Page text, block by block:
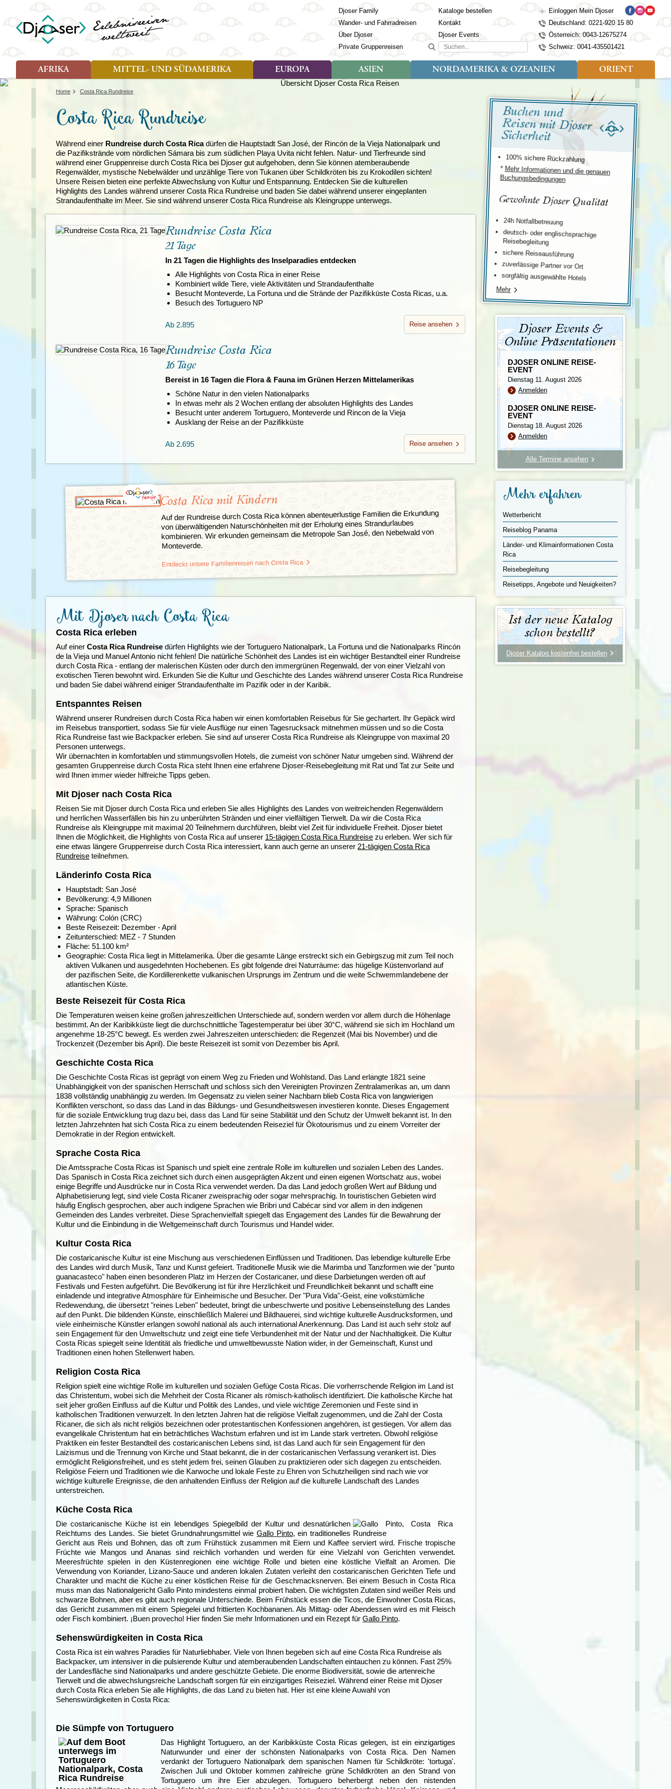
Djoser Family
Wander- und Fahrradreisen
Über Djoser
Private Gruppenreisen
Kataloge bestellen
Kontakt
Djoser Events
Suchen...
Einloggen Mein Djoser
Deutschland: 0221-920 15 80
Österreich: 0043-12675274
Schweiz: 0041-435501421
AFRIKA
Djoser Family (5)
Botswana
Eswatini (Swasiland)
Kap Verde
Kenia
Lesotho
Madagaskar
Marokko
Namibia
Sansibar
Simbabwe
Südafrika
Tansania
Uganda
MITTEL- UND SÜDAMERIKA
Djoser Family (8)
Wander- und Fahrradreisen
Brasilien
Costa Rica
Ecuador
Französisch Guayana
Guatemala
Guyana
Honduras
Kolumbien
Kuba
Mexiko
Peru
EUROPA
Art der Reise Länder
Azoren
Balkan
Baltikum
Bosnien & Herzegowina
Estland
Finnland
Georgien
Griechenland
Spanien
ASIEN
Art der Reise
Nepal
Seidenstraße
Singapur
Sri Lanka
Südkorea
Thailand
Tibet
Turkmenistan
Vietnam
NORDAMERIKA & OZEANIEN
Alaska
Australien
Kanada
Neuseeland
ORIENT
Djoser Reisen (5)
Djoser Family (5)
Wander- und Fahrradreisen
Länder
Ägypten
Israel
Jordanien
Marokko
Home Costa Rica Rundreise
Costa Rica Rundreise
Während einer Rundreise durch Costa Ricadürfen die Hauptstadt San José, der Rincón de la Vieja Nationalpark und
die Pazifikstrände vom nördlichen Sámara bis zum südlichen Playa Uvita nicht fehlen. Natur- und Tierfreunde sind
während einer Gruppenreise durch Costa Rica bei Djoser gut aufgehoben, denn Sie können atemberaubende
Regenwälder, mystische Nebelwälder und unzählige Tiere von Tukanen über Schildkröten bis zu Krokodilen sichten!
Unsere Reisen bieten eine perfekte Abwechslung von Kultur und Entspannung. Entdecken Sie die kulturellen
Highlights des Landes während unserer Costa Rica Rundreise und baden Sie dabei während unserer eingeplanten
Strandaufenthalte im Meer. Sie sind während unserer Costa Rica Rundreise als Kleingruppe unterwegs.
Rundreise Costa Rica
21 Tage
In 21 Tagen die Highlights des Inselparadies entdecken
Alle Highlights von Costa Rica in einer Reise
Kombiniert wilde Tiere, viele Aktivitäten und Strandaufenthalte
Besucht Monteverde, La Fortuna und die Strände der Pazifikküste Costa Ricas, u.a.
Besuch des Tortuguero NP
Ab 2.895 Reise ansehen
Rundreise Costa Rica
16 Tage
Bereist in 16 Tagen die Flora & Fauna im Grünen Herzen Mittelamerikas
Schöne Natur in den vielen Nationalparks
In etwas mehr als 2 Wochen entlang der absoluten Highlights des Landes
Besucht unter anderem Tortuguero, Monteverde und Rincon de la Vieja
Ausklang der Reise an der Pazifikküste
Ab 2.695 Reise ansehen
Costa Rica mit Kindern
Auf der Rundreise durch Costa Rica können abenteuerlustige Familien die Erkundung
von überwältigenden Naturschönheiten mit der Erholung eines Strandurlaubes
kombinieren. Wir erkunden gemeinsam die Metropole San José, den Nebelwald von
Monteverde.
Entdeckt unsere Familienreisen nach Costa Rica
Mit Djoser nach Costa Rica
Costa Rica erleben
Auf einer Costa Rica Rundreise dürfen Highlights wie der Tortuguero Nationalpark, La Fortuna und die Nationalparks Rincón
de la Vieja und Manuel Antonio nicht fehlen! Die natürliche Schönheit des Landes ist ein wichtiger Bestandteil einer Rundreise
durch Costa Rica - entlang der malerischen Küsten oder durch den immergrünen Regenwald, der von einer Vielzahl von
exotischen Tieren bewohnt wird. Erkunden Sie die Kultur und Geschichte des Landes während unserer Costa Rica Rundreise
und baden Sie dabei während einiger Strandaufenthalte im Pazifik oder in der Karibik.
Entspanntes Reisen
Während unserer Rundreisen durch Costa Rica haben wir einen komfortablen Reisebus für Sie gechartert. Ihr Gepäck wird
im Reisebus transportiert, sodass Sie für viele Ausflüge nur einen Tagesrucksack mitnehmen müssen und so die Costa
Rica Rundreise fast wie Backpacker erleben. Sie sind auf unserer Costa Rica Rundreise als Kleingruppe von maximal 20
Personen unterwegs.
Wir übernachten in komfortablen und stimmungsvollen Hotels, die zumeist von schöner Natur umgeben sind. Während der
gesamten Gruppenreise durch Costa Rica steht Ihnen eine erfahrene Djoser-Reisebegleitung mit Rat und Tat zur Seite und
wird Ihnen immer wieder hilfreiche Tipps geben.
Mit Djoser nach Costa Rica
Reisen Sie mit Djoser durch Costa Rica und erleben Sie alles Highlights des Landes von weitreichenden Regenwäldern
und herrlichen Wasserfällen bis hin zu unberührten Stränden und einer vielfältigen Tierwelt. Da wir die Costa Rica
Rundreise als Kleingruppe mit maximal 20 Teilnehmern durchführen, bleibt viel Zeit für individuelle Freiheit. Djoser bietet
Ihnen die Möglichkeit, die Highlights von Costa Rica auf unserer 15-tägigen Costa Rica Rundreise zu erleben. Wer sich für
eine etwas längere Gruppenreise durch Costa Rica interessiert, kann auch gerne an unserer 21-tägigen Costa Rica
Rundreise teilnehmen.
Länderinfo Costa Rica
Hauptstadt: San José
Bevölkerung: 4,9 Millionen
Sprache: Spanisch
Währung: Colón (CRC)
Beste Reisezeit: Dezember - April
Zeitunterschied: MEZ - 7 Stunden
Fläche: 51.100 km²
Geographie: Costa Rica liegt in Mittelamerika. Über die gesamte Länge erstreckt sich ein Gebirgszug mit zum Teil noch
aktiven Vulkanen und ausgedehnten Hochebenen. Es gibt folgende drei Naturräume: das hügelige Küstenvorland auf
der pazifischen Seite, die Kordillerenkette vulkanischen Ursprungs im Zentrum und die weite Schwemmlandebene der
atlantischen Küste.
Beste Reisezeit für Costa Rica
Die Temperaturen weisen keine großen jahreszeitlichen Unterschiede auf, sondern werden vor allem durch die Höhenlage
bestimmt. An der Karibikküste liegt die durchschnittliche Tagestemperatur bei über 30°C, während sie sich im Hochland um
angenehme 18-25°C bewegt. Es werden zwei Jahreszeiten unterschieden: die Regenzeit (Mai bis November) und die
Trockenzeit (Dezember bis April). Die beste Reisezeit ist somit von Dezember bis April.
Geschichte Costa Rica
Die Geschichte Costa Ricas ist geprägt von einem Weg zu Frieden und Wohlstand. Das Land erlangte 1821 seine
Unabhängigkeit von der spanischen Herrschaft und schloss sich den Vereinigten Provinzen Zentralamerikas an, um dann
1838 vollständig unabhängig zu werden. Im Gegensatz zu vielen seiner Nachbarn blieb Costa Rica von langwierigen
Konflikten verschont, so dass das Land in das Bildungs- und Gesundheitswesen investieren konnte. Dieses Engagement
für die soziale Entwicklung trug dazu bei, dass das Land für seine Stabilität und den Schutz der Umwelt bekannt ist. In den
letzten Jahrzehnten hat sich Costa Rica zu einem bedeutenden Reiseziel für Ökotourismus und zu einem Vorreiter der
Demokratie in der Region entwickelt.
Sprache Costa Rica
Die Amtssprache Costa Ricas ist Spanisch und spielt eine zentrale Rolle im kulturellen und sozialen Leben des Landes.
Das Spanisch in Costa Rica zeichnet sich durch einen ausgeprägten Akzent und einen eigenen Wortschatz aus, wobei
einige Begriffe und Ausdrücke nur in Costa Rica verwendet werden. Da das Land jedoch großen Wert auf Bildung und
Alphabetisierung legt, sind viele Costa Ricaner zweisprachig oder sogar mehrsprachig. In touristischen Gebieten wird
häufig Englisch gesprochen, aber auch indigene Sprachen wie Bribri und Cabécar sind vor allem in den indigenen
Gemeinden des Landes verbreitet. Diese Sprachenvielfalt spiegelt das Engagement des Landes für die Bewahrung der
Kultur und die Einbindung in die Weltgemeinschaft durch Tourismus und Handel wider.
Kultur Costa Rica
Die costaricanische Kultur ist eine Mischung aus verschiedenen Einflüssen und Traditionen. Das lebendige kulturelle Erbe
des Landes wird durch Musik, Tanz und Kunst gefeiert. Traditionelle Musik wie die Marimba und Tanzformen wie der "punto
guanacasteco" haben einen besonderen Platz im Herzen der Costaricaner, und diese Darbietungen werden oft auf
Festivals und Festen aufgeführt. Die Bevölkerung ist für ihre Herzlichkeit und Freundlichkeit bekannt und schafft eine
einladende und integrative Atmosphäre für Einheimische und Besucher. Der "Pura Vida"-Geist, eine volkstümliche
Redewendung, die übersetzt "reines Leben" bedeutet, bringt die unbeschwerte und positive Lebenseinstellung des Landes
auf den Punkt. Die bildenden Künste, einschließlich Malerei und Bildhauerei, sind wichtige kulturelle Ausdrucksformen, und
viele einheimische Künstler erlangen sowohl national als auch international Anerkennung. Das Land ist auch sehr stolz auf
sein Engagement für den Umweltschutz und zeigt eine tiefe Verbundenheit mit der Natur und der Nachhaltigkeit. Die Kultur
Costa Ricas spiegelt seine Identität als friedliche und umweltbewusste Nation wider, in der Gemeinschaft, Kunst und
Traditionen einen hohen Stellenwert haben.
Religion Costa Rica
Religion spielt eine wichtige Rolle im kulturellen und sozialen Gefüge Costa Ricas. Die vorherrschende Religion im Land ist
das Christentum, wobei sich die Mehrheit der Costa Ricaner als römisch-katholisch identifiziert. Die katholische Kirche hat
seit jeher großen Einfluss auf die Kultur und Politik des Landes, und viele wichtige Zeremonien und Feste sind in
katholischen Traditionen verwurzelt. In den letzten Jahren hat die religiöse Vielfalt zugenommen, und die Zahl der Costa
Ricaner, die sich als nicht religiös bezeichnen oder protestantischen Konfessionen angehören, ist gestiegen. Vor allem das
evangelikale Christentum hat ein beträchtliches Wachstum erfahren und ist im Lande stark vertreten. Obwohl religiöse
Praktiken ein fester Bestandteil des costaricanischen Lebens sind, ist das Land auch für sein Engagement für den
Laizismus und die Trennung von Kirche und Staat bekannt, die in der costaricanischen Verfassung verankert ist. Dies
ermöglicht Religionsfreiheit, und es steht jedem frei, seinen Glauben zu praktizieren oder sich dagegen zu entscheiden.
Religiöse Feiern und Traditionen wie die Karwoche und lokale Feste zu Ehren von Schutzheiligen sind nach wie vor
wichtige kulturelle Ereignisse, die den anhaltenden Einfluss der Religion auf die kulturelle Landschaft des Landes
unterstreichen.
Küche Costa Rica
Die costaricanische Küche ist ein lebendiges Spiegelbild der Kultur und desnatürlichen
Reichtums des Landes. Sie bietet Grundnahrungsmittel wie Gallo Pinto, ein traditionelles
Gericht aus Reis und Bohnen, das oft zum Frühstück zusammen mit Eiern und Kaffee serviert wird. Frische tropische
Früchte wie Mangos und Ananas sind reichlich vorhanden und werden für eine Vielzahl von Gerichten verwendet.
Meeresfrüchte spielen in den Küstenregionen eine wichtige Rolle und bieten eine köstliche Vielfalt an Aromen. Die
Verwendung von Koriander, Lizano-Sauce und anderen lokalen Zutaten verleiht den costaricanischen Gerichten Tiefe und
Charakter und macht die Küche zu einer köstlichen Reise für die Geschmacksnerven. Bei einem Besuch in Costa Rica
muss man das Nationalgericht Gallo Pinto mindestens einmal probiert haben. Die wichtigsten Zutaten sind weißer Reis und
schwarze Bohnen, aber es gibt auch regionale Unterschiede. Beim Frühstück essen die Ticos, die Einwohner Costa Ricas,
das Gericht zusammen mit einem Spiegelei und frittierten Kochbananen. Als Mittag- oder Abendessen wird es mit Fleisch
oder Fisch kombiniert. ¡Buen provecho! Hier finden Sie mehr Informationen und ein Rezept für Gallo Pinto.
Sehenswürdigkeiten in Costa Rica
Costa Rica ist ein wahres Paradies für Naturliebhaber. Viele von Ihnen begeben sich auf eine Costa Rica Rundreise als
Backpacker, um intensiver in die pulsierende Kultur und atemberaubenden Landschaften eintauchen zu können. Fast 25%
der Landesfläche sind Nationalparks und andere geschützte Gebiete. Die enorme Biodiversität, sowie die artenreiche
Tierwelt und die abwechslungsreiche Landschaft sorgen für ein einzigartiges Reiseziel. Während einer Reise mit Djoser
durch Costa Rica erleben Sie alle Highlights, die das Land zu bieten hat. Hier ist eine kleine Auwahl von
Sehenswürdigkeiten in Costa Rica:
Die Sümpfe von Tortuguero
Das Highlight Tortuguero, an der Karibikküste Costa Ricas gelegen, ist ein einzigartiges
Naturwunder und einer der schönsten Nationalparks von Costa Rica. Den Namen
verdankt der Tortuguero Nationalpark dem spanischen Namen für Schildkröte: 'tortuga'.
Zwischen Juli und Oktober kommen zahlreiche grüne Schildkröten an den Strand von
Tortuguero um ihre Eier abzulegen. Tortuguero beherbergt neben den nistenden
Buchen und
Reisen mit Djoser
Sicherheit
100% sichere Rückzahlung
*Mehr Informationen und die genauen
Buchungsbedingungen
Gewohnte Djoser Qualität
24h Notfallbetreuung
deutsch- oder englischsprachige
Reisebegleitung
sichere Reiseausführung
zuverlässige Partner vor Ort
sorgfältig ausgewählte Hotels
Mehr
Djoser Events &
Online Präsentationen
DJOSER ONLINE REISE-
EVENT
Dienstag 11. August 2026
Anmelden
DJOSER ONLINE REISE-
EVENT
Dienstag 18. August 2026
Anmelden
Alle Termine ansehen
Mehr erfahren
Wetterbericht
Reiseblog Panama
Länder- und Klimainformationen Costa
Rica
Reisebegleitung
Reisetipps, Angebote und Neuigkeiten?
Ist der neue Katalog
schon bestellt?
Djoser Katalog kostenfrei bestellen